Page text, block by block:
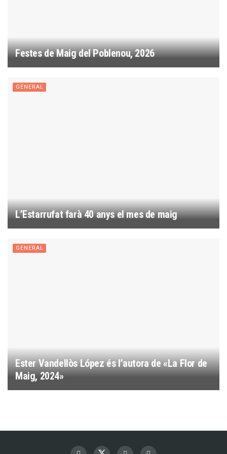
Festes de Maig del Poblenou, 2026
GENERAL
L’Estarrufat farà 40 anys el mes de maig
GENERAL
Ester Vandellòs López és l’autora de «La Flor de
Maig, 2024»